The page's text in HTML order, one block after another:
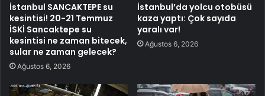
İstanbul SANCAKTEPE su
kesintisi! 20-21 Temmuz
İSKİ Sancaktepe su
kesintisi ne zaman bitecek,
sular ne zaman gelecek?
Ağustos 6, 2026
İstanbul’da yolcu otobüsü
kaza yaptı: Çok sayıda
yaralı var!
Ağustos 6, 2026